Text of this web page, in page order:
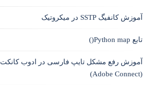
آموزش کانفیگ SSTP در میکروتیک
تابع Python map()
آموزش رفع مشکل تایپ فارسی در ادوب کانکت
(Adobe Connect)